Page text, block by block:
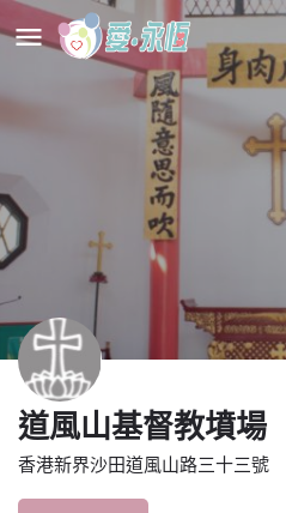
道風山基督教墳場
香港新界沙田道風山路三十三號